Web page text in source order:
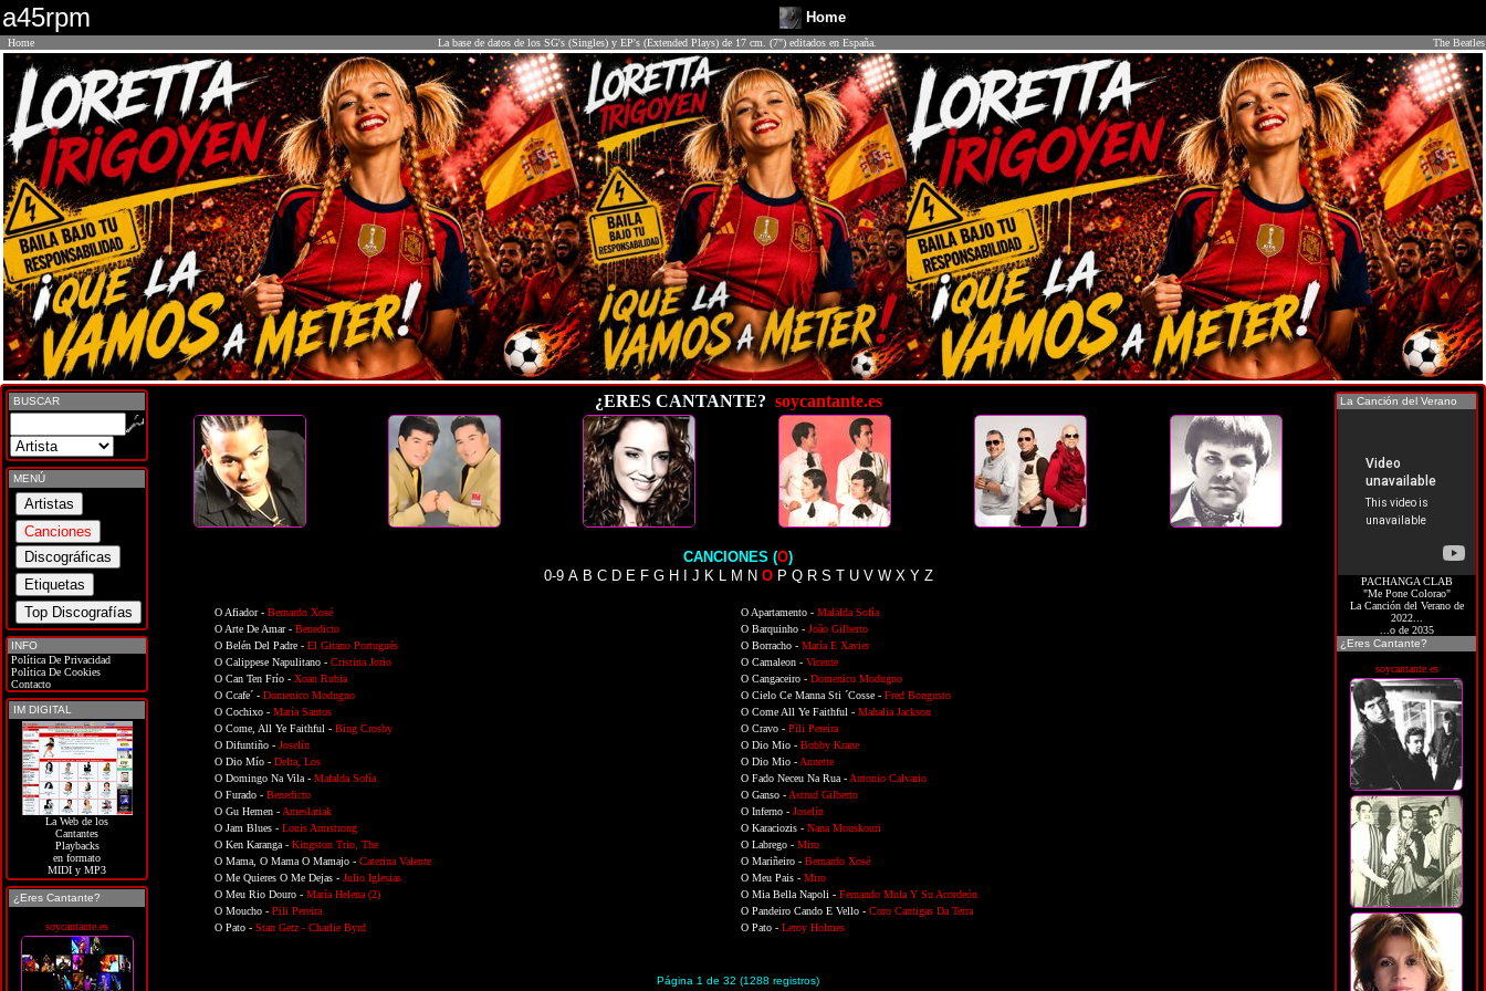
a45rpm Home
Home La base de datos de los SG's (Singles) y EP's (Extended Plays) de 17 cm. (7") editados en España. The Beatles
BUSCAR
MENÚ
INFO
Política De Privacidad
Política De Cookies
Contacto
IM DIGITAL
La Web de los
Cantantes
Playbacks
en formato
MIDI y MP3
¿Eres Cantante?
soycantante.es
¿ERES CANTANTE? soycantante.es
CANCIONES (O)
0-9 A B C D E F G H J K L M N O P Q R S T U V W X Y Z
O Afiador - Bernardo Xosé O Apartamento - Mafalda Sofía
O Arte De Amar - Benedicto O Barquinho - João Gilberto
O Belén Del Padre - El Gitano Portugués O Borracho - María E Xavier
O Calippese Napulitano - Cristina Jorio O Camaleon - Vicente
O Can Ten Frío - Xoan Rubia O Cangaceiro - Domenico Modugno
O Ccafe´ - Domenico Modugno O Cielo Ce Manna Sti ´Cosse - Fred Bongusto
O Cochixo - María Santos O Come All Ye Faithful - Mahalia Jackson
O Come, All Ye Faithful - Bing Crosby O Cravo - Pili Pereira
O Difuntiño - Joselín O Dio Mio - Bobby Krane
O Dio Mío - Delta, Los O Dio Mio - Annette
O Domingo Na Vila - Mafalda Sofía O Fado Neceu Na Rua - Antonio Calvario
O Furado - Benedicto O Ganso - Astrud Gilberto
O Gu Hemen - Ameslariak O Inferno - Joselín
O Jam Blues - Louis Armstrong O Karaciozis - Nana Mouskouri
O Ken Karanga - Kingston Trio, The O Labrego - Miro
O Mama, O Mama O Mamajo - Caterina Valente O Mariñeiro - Bernardo Xosé
O Me Quieres O Me Dejas - Julio Iglesias O Meu Pais - Miro
O Meu Rio Douro - María Helena (2) O Mia Bella Napoli - Fernando Mula Y Su Acordeón
O Moucho - Pili Pereira O Pandeiro Cando E Vello - Coro Cantigas Da Terra
O Pato - Stan Getz - Charlie Byrd O Pato - Leroy Holmes
Página 1 de 32 (1288 registros)
La Canción del Verano
PACHANGA CLAB
"Me Pone Colorao"
La Canción del Verano de
2022...
...o de 2035
¿Eres Cantante?
soycantante.es